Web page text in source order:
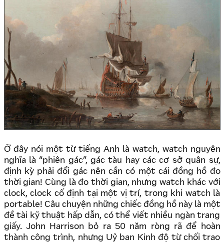
Ở đây nói một từ tiếng Anh là watch, watch nguyên
nghĩa là “phiên gác”, gác tàu hay các cơ sở quân sự,
định kỳ phải đổi gác nên cần có một cái đồng hồ đo
thời gian! Cùng là đo thời gian, nhưng watch khác với
clock, clock cố định tại một vị trí, trong khi watch là
portable! Câu chuyện những chiếc đồng hồ này là một
đề tài kỹ thuật hấp dẫn, có thể viết nhiều ngàn trang
giấy. John Harrison bỏ ra 50 năm ròng rã để hoàn
thành công trình, nhưng Uỷ ban Kinh độ từ chối trao